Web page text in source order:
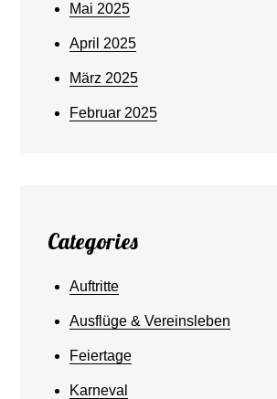
Mai 2025
April 2025
März 2025
Februar 2025
Categories
Auftritte
Ausflüge & Vereinsleben
Feiertage
Karneval